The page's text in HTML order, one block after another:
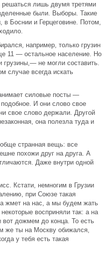
лишь двумя третями
были. Выборы. Такие
Боснии и Герцеговине. Потом,
например, только грузин
11 — остальное население. Но
грузины,— не могли составить.
случае всегда искать
силовые посты —
И они слово свое
свое слово держали. Другой
она полезла туда и
странная вещь: все
похожи друг на друга. А
Даже внутри одной
Кстати, немногим в Грузии
при Союзе такая
жмет на нас, а мы будем жать
восприняли так: а на
вот дожмем до конца. То есть
же ты на Москву обижался,
у тебя есть такая